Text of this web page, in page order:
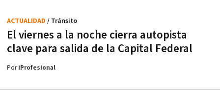
El viernes a la noche cierra autopista
clave para salida de la Capital Federal
ACTUALIDAD / Tránsito
PoriProfesional